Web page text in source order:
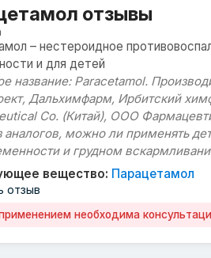
отзывы
– нестероидное
и для детей
название: Paracetamol.
Дальхимфарм, Ирбитский
Co. (Китай), ООО
аналогов, можно ли применять
и грудном
вещество: Парацетамол
отзыв
необходима